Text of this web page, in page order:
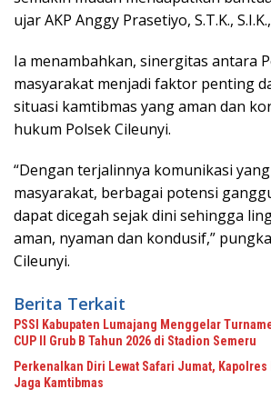
ujar AKP Anggy Prasetiyo, S.T.K.,
Ia menambahkan, sinergitas antara
masyarakat menjadi faktor penting
situasi kamtibmas yang aman dan
hukum Polsek Cileunyi.
“Dengan terjalinnya komunikasi
masyarakat, berbagai potensi
dapat dicegah sejak dini sehingga
aman, nyaman dan kondusif,”
Cileunyi.
Berita Terkait
PSSI Kabupaten Lumajang Menggelar
CUP II Grub B Tahun 2026 di Stadion Semeru
Perkenalkan Diri Lewat Safari Jumat, Kapolres
Jaga Kamtibmas